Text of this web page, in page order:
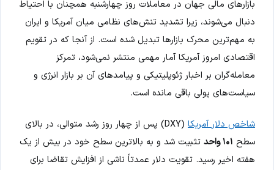
بازارهای مالی جهان در معاملات روز چهارشنبه همچنان با احتیاط
دنبال می‌شوند، زیرا تشدید تنش‌های نظامی میان آمریکا و ایران
به مهم‌ترین محرک بازارها تبدیل شده است. از آنجا که در تقویم
اقتصادی امروز آمریکا آمار مهمی منتشر نمی‌شود، تمرکز
معامله‌گران بر اخبار ژئوپلیتیکی و پیامدهای آن بر بازار انرژی و
سیاست‌های پولی باقی مانده است.
شاخص دلار آمریکا
(DXY) پس از چهار روز رشد متوالی، در بالای
سطح ۱۰۱ واحد
تثبیت شد و به بالاترین سطح خود در بیش از یک
هفته اخیر رسید. تقویت دلار عمدتاً ناشی از افزایش تقاضا برای